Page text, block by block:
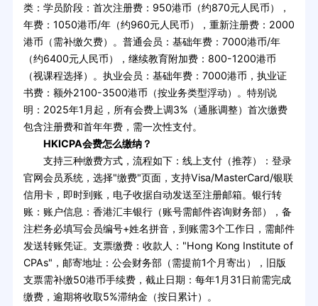
类：学员阶段：首次注册费：950港币（约870元人民币），
年费：1050港币/年（约960元人民币），重新注册费：2000
港币（需补缴欠费）。普通会员：基础年费：7000港币/年
（约6400元人民币），继续教育附加费：800-1200港币
（视课程选择）。执业会员：基础年费：7000港币，执业证
书费：额外2100-3500港币（按业务类型浮动）。特别说
明：2025年1月起，所有会费上调3%（通胀调整）首次缴费
包含注册费和首年年费，需一次性支付。
HKICPA会费怎么缴纳？
支持三种缴费方式，流程如下：线上支付（推荐）：登录
官网会员系统，选择"缴费"页面，支持Visa/MasterCard/银联
信用卡，即时到账，电子收据自动发送至注册邮箱。银行转
账：账户信息：香港汇丰银行（账号需邮件咨询财务部），备
注栏务必填写会员编号+姓名拼音，到账需3个工作日，需邮件
发送转账凭证。支票缴费：收款人："Hong Kong Institute of
CPAs"，邮寄地址：公会财务部（需提前1个月寄出），旧版
支票需补缴50港币手续费，截止日期：每年1月31日前需完成
缴费，逾期将收取5%滞纳金（按日累计）。